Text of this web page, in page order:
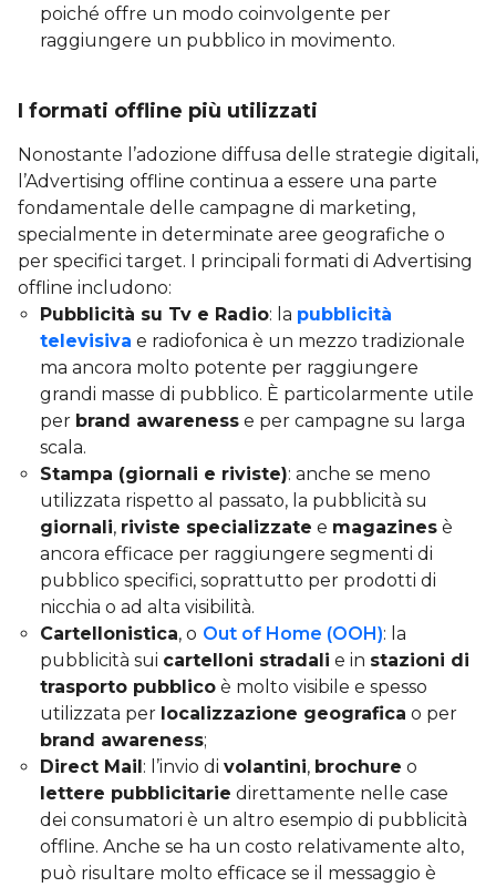
poiché offre un modo coinvolgente per
raggiungere un pubblico in movimento.
I formati offline più utilizzati
Nonostante l’adozione diffusa delle strategie digitali,
l’Advertising offline continua a essere una parte
fondamentale delle campagne di marketing,
specialmente in determinate aree geografiche o
per specifici target. I principali formati di Advertising
offline includono:
Pubblicità su Tv e Radio: la pubblicità
televisiva e radiofonica è un mezzo tradizionale
ma ancora molto potente per raggiungere
grandi masse di pubblico. È particolarmente utile
per brand awareness e per campagne su larga
scala.
Stampa (giornali e riviste): anche se meno
utilizzata rispetto al passato, la pubblicità su
giornali, riviste specializzate e magazines è
ancora efficace per raggiungere segmenti di
pubblico specifici, soprattutto per prodotti di
nicchia o ad alta visibilità.
Cartellonistica, o Out of Home (OOH): la
pubblicità sui cartelloni stradali e in stazioni di
trasporto pubblico è molto visibile e spesso
utilizzata per localizzazione geografica o per
brand awareness;
Direct Mail: l’invio di volantini, brochure o
lettere pubblicitarie direttamente nelle case
dei consumatori è un altro esempio di pubblicità
offline. Anche se ha un costo relativamente alto,
può risultare molto efficace se il messaggio è